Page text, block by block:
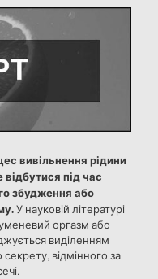
вивільнення рідини
під час
збудження або
У науковій літературі
оргазм або
виділенням
відмінного за